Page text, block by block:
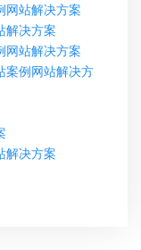
网站解决方案
解决方案
网站解决方案
案例网站解决方
解决方案